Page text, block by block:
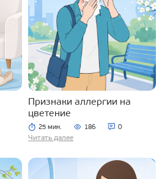
Признаки аллергии на
цветение
25 мин. 186 0
Читать далее